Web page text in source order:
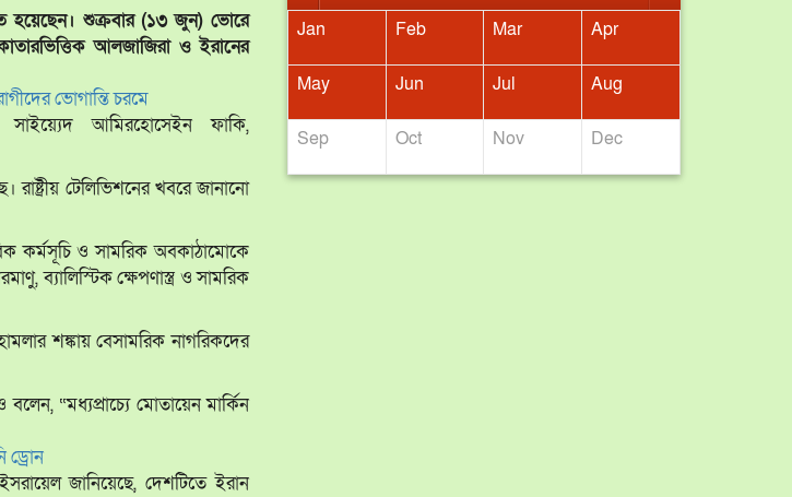
হয়েছেন। শুক্রবার (১৩ জুন) ভোরে
আলজাজিরা ও ইরানের
ভোগান্তি চরমে
সাইয়্যেদ আমিরহোসেইন ফাকি,
রাষ্ট্রীয় টেলিভিশনের খবরে জানানো
কর্মসূচি ও সামরিক অবকাঠামোকে
ব্যালিস্টিক ক্ষেপণাস্ত্র ও সামরিক
শঙ্কায় বেসামরিক নাগরিকদের
বলেন, “মধ্যপ্রাচ্যে মোতায়েন মার্কিন
ড্রোন
জানিয়েছে, দেশটিতে ইরান
Jan Feb Mar Apr
May Jun Jul Aug
Sep Oct Nov Dec
Feb Mar Apr
Jun Jul
Oct Nov Dec
Feb Mar Apr
Jun Jul
Oct Nov Dec